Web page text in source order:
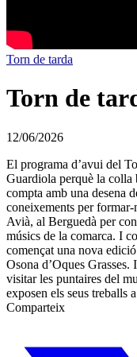
Torn de tarda
Torn de
12/06/2026
El programa d’avui del
Guardiola perquè la colla
compta amb una desena
coneixements per
Avià, al Berguedà per
músics de la comarca. I
començat una nova
Osona d’Oques
visitar les puntaires del
exposen els seus treballs
Comparteix